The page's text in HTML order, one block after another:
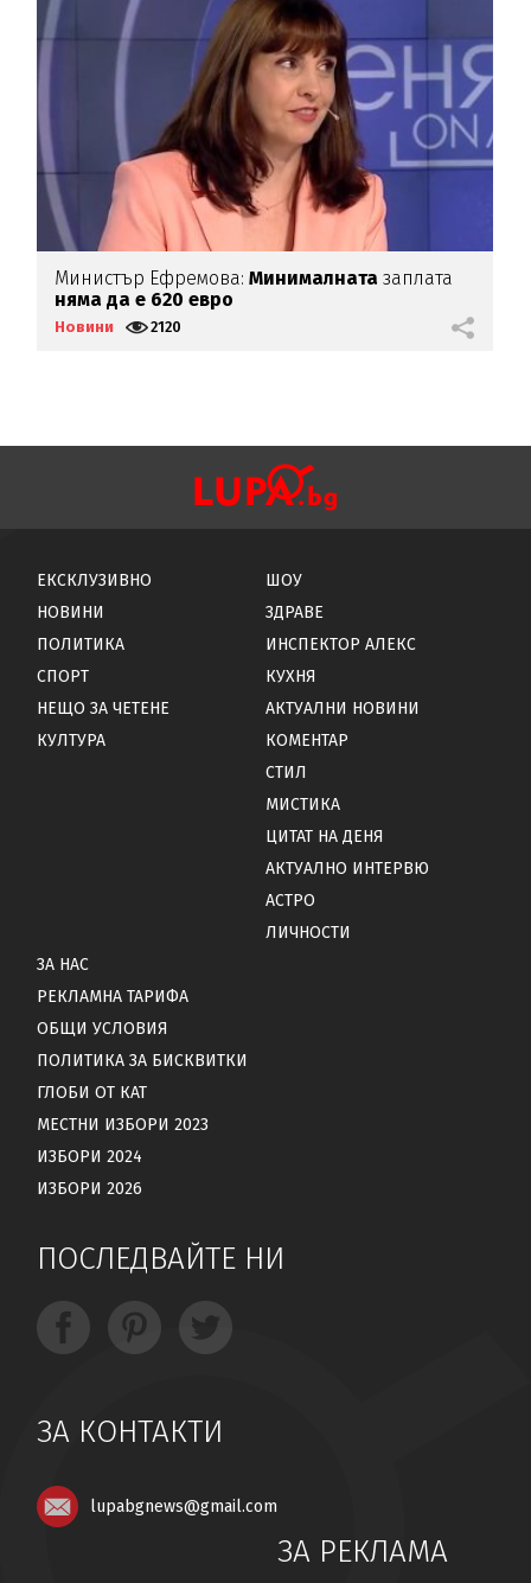
Министър Ефремова:Минималната заплата
няма да е 620 евро
Новини 2120
ЕКСКЛУЗИВНО
НОВИНИ
ПОЛИТИКА
СПОРТ
НЕЩО ЗА ЧЕТЕНЕ
КУЛТУРА
ШОУ
ЗДРАВЕ
ИНСПЕКТОР АЛЕКС
КУХНЯ
АКТУАЛНИ НОВИНИ
КОМЕНТАР
СТИЛ
МИСТИКА
ЦИТАТ НА ДЕНЯ
АКТУАЛНО ИНТЕРВЮ
АСТРО
ЛИЧНОСТИ
ЗА НАС
РЕКЛАМНА ТАРИФА
ОБЩИ УСЛОВИЯ
ПОЛИТИКА ЗА БИСКВИТКИ
ГЛОБИ ОТ КАТ
МЕСТНИ ИЗБОРИ 2023
ИЗБОРИ 2024
ИЗБОРИ 2026
ПОСЛЕДВАЙТЕ НИ
ЗА КОНТАКТИ
lupabgnews@gmail.com
ЗА РЕКЛАМА